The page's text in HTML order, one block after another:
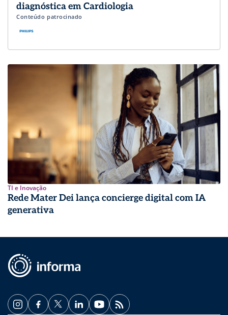
diagnóstica em Cardiologia
Conteúdo patrocinado
TI e Inovação
Rede Mater Dei lança concierge digital com IA
generativa